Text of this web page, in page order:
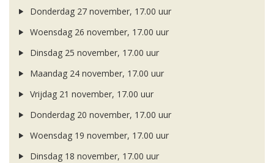
Donderdag 27 november, 17.00 uur
Woensdag 26 november, 17.00 uur
Dinsdag 25 november, 17.00 uur
Maandag 24 november, 17.00 uur
Vrijdag 21 november, 17.00 uur
Donderdag 20 november, 17.00 uur
Woensdag 19 november, 17.00 uur
Dinsdag 18 november, 17.00 uur